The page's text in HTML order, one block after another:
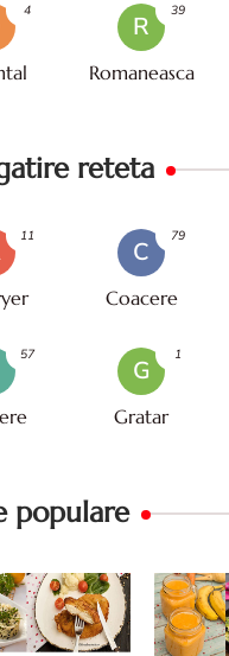
4
R
Romaneasca
39
reteta
11
C
Coacere
79
57
G
Gratar
1
populare